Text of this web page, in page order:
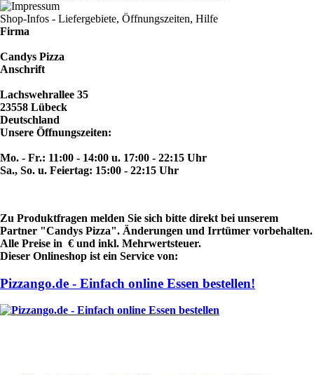
Shop-Infos - Liefergebiete, Öffnungszeiten, Hilfe
Firma
Candys Pizza
Anschrift
Lachswehrallee 35
23558 Lübeck
Deutschland
Unsere Öffnungszeiten:
Mo. - Fr.: 11:00 - 14:00 u. 17:00 - 22:15 Uhr
Sa., So. u. Feiertag: 15:00 - 22:15 Uhr
Zu Produktfragen melden Sie sich bitte direkt bei unserem
Partner "Candys Pizza". Änderungen und Irrtümer vorbehalten.
Alle Preise in € und inkl. Mehrwertsteuer.
Dieser Onlineshop ist ein Service von:
Pizzango.de - Einfach online Essen bestellen!